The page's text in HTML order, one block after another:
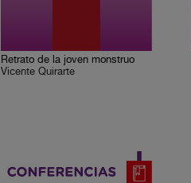
Retrato de la joven monstruo
Vicente Quirarte